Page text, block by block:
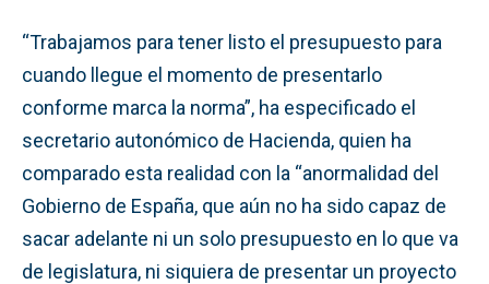
“Trabajamos para tener listo el presupuesto para
cuando llegue el momento de presentarlo
conforme marca la norma”, ha especificado el
secretario autonómico de Hacienda, quien ha
comparado esta realidad con la “anormalidad del
Gobierno de España, que aún no ha sido capaz de
sacar adelante ni un solo presupuesto en lo que va
de legislatura, ni siquiera de presentar un proyecto